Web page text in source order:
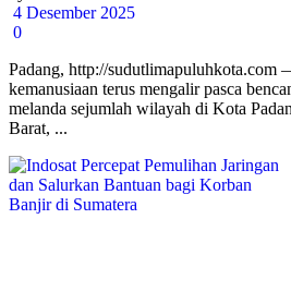
4 Desember 2025
0
Padang, http://sudutlimapuluhkota.com
kemanusiaan terus mengalir pasca
melanda sejumlah wilayah di Kota
Barat, ...